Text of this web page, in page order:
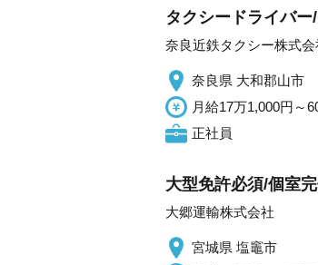
タクシードライバ
奈良近鉄タクシー株式会
奈良県 大和郡山市
月給17万1,000円～
正社員
大型免許必須/個室
大郷運輸株式会社
宮城県 塩竈市